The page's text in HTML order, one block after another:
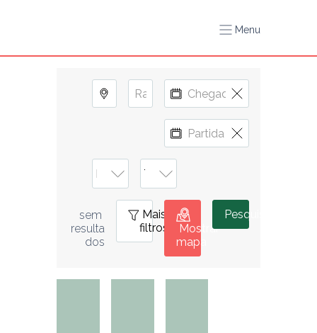
Menu
sem
resulta
dos
Mais
filtros
0
Mostrar
mapa
Pesquisar